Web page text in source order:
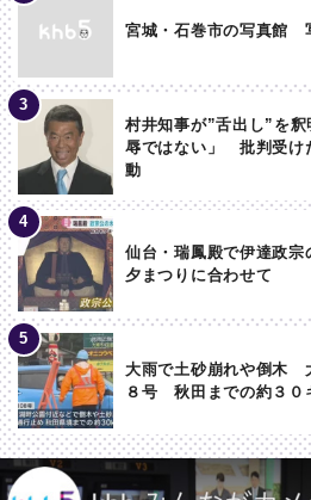
宮城・石巻市の写真館
村井知事が”舌出し”を
辱ではない」 批判受け
動
仙台・瑞鳳殿で伊達政
夕まつりに合わせて
大雨で土砂崩れや倒木
８号 秋田までの約３０